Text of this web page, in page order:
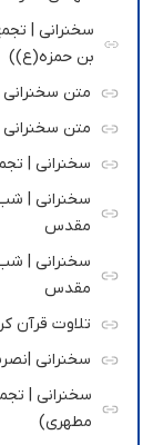
سخنرانی |
بن حمزه(ع))
متن سخنرانی _ گمان (1)
متن سخنرانی _ گمان (2)
سخنرانی |
سخنرانی |
مقدس
سخنرانی |
مقدس
تلاوت قرآن
سخنرانی
سخنرانی |
مطهری)